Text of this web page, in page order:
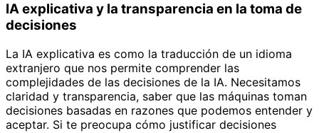
IA explicativa y la transparencia en la toma de
decisiones
La IA explicativa es como la traducción de un idioma
extranjero que nos permite comprender las
complejidades de las decisiones de la IA. Necesitamos
claridad y transparencia, saber que las máquinas toman
decisiones basadas en razones que podemos entender y
aceptar. Si te preocupa cómo justificar decisiones